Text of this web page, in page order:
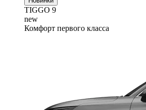
TIGGO 9
new
Комфорт первого класса